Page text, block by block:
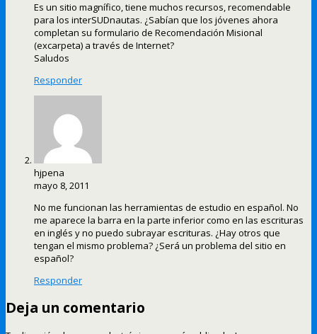
Es un sitio magnífico, tiene muchos recursos, recomendable
para los interSUDnautas. ¿Sabían que los jóvenes ahora
completan su formulario de Recomendación Misional
(excarpeta) a través de Internet?
Saludos
Responder
hjpena
mayo 8, 2011
No me funcionan las herramientas de estudio en español. No
me aparece la barra en la parte inferior como en las escrituras
en inglés y no puedo subrayar escrituras. ¿Hay otros que
tengan el mismo problema? ¿Será un problema del sitio en
español?
Responder
Deja un comentario